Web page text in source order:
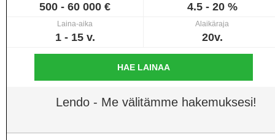
500 - 60 000 € 4.5 - 20 %
Laina-aika
1 - 15 v.
Alaikäraja
20v.
HAE LAINAA
Lendo - Me välitämme hakemuksesi!